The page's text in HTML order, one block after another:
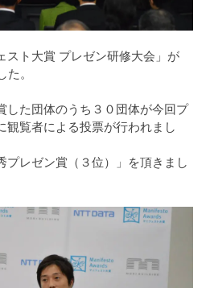
スト大賞 プレゼン研修大会」が
た。
した団体のうち３０団体が今回プ
観覧者による投票が行われまし
プレゼン賞（３位）」を頂きまし